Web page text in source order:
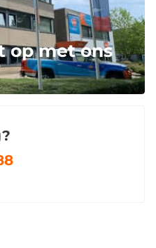
op met ons